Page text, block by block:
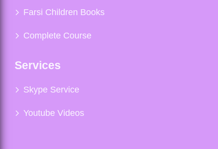
Farsi Children Books
Complete Course
Services
Skype Service
Youtube Videos